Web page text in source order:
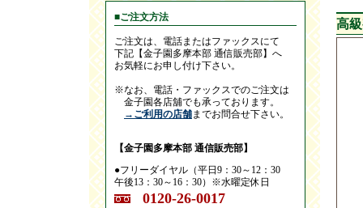
■ご注文方法
ご注文は、電話またはファックスにて
下記【金子園多摩本部 通信販売部】へ
お気軽にお申し付け下さい。
※なお、電話・ファックスでのご注文は
金子園各店舖でも承っております。
→ご利用の店舗までお問合せ下さい。
【金子園多摩本部 通信販売部】
●フリーダイヤル（平日9：30～12：30
午後13：30～16：30）※水曜定休日
0120-26-0017
高